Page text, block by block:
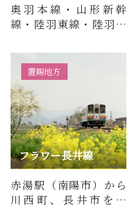
奥羽本線・山形新幹
線・陸羽東線・陸羽西
フラワー長井線
置賜地方
赤湯駅（南陽市）から
川西町、長井市を通